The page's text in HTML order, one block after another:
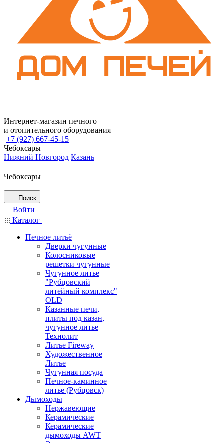
Интернет-магазин печного
и отопительного оборудования
+7 (927) 667-45-15
Чебоксары
Нижний Новгород Казань
Чебоксары
Поиск
Войти
Каталог
Печное литьё
Дверки чугунные
Колосниковые
решетки чугунные
Чугунное литье
"Рубцовский
литейный комплекс"
OLD
Казанные печи,
плиты под казан,
чугунное литье
Технолит
Литье Fireway
Художественное
Литье
Чугунная посуда
Печное-каминное
литье (Рубцовск)
Дымоходы
Нержавеющие
Керамические
Керамические
дымоходы AWT